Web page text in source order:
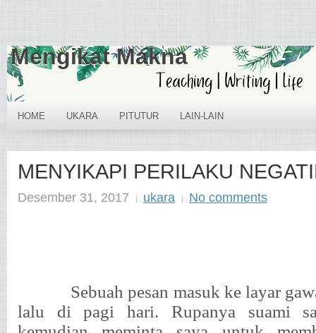
Mengikat Makna
HOME UKARA PITUTUR LAIN-LAIN
MENYIKAPI PERILAKU
Desember 31, 2017 ukara No comments
Sebuah pesan masuk ke layar
lalu di pagi hari. Rupanya suami